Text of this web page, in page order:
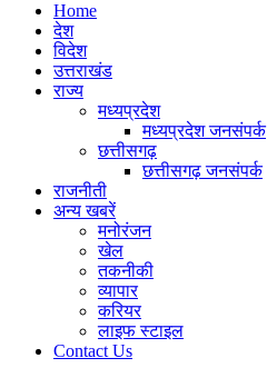
Home
देश
विदेश
उत्तराखंड
राज्य
मध्यप्रदेश
मध्यप्रदेश जनसंपर्क
छत्तीसगढ़
छत्तीसगढ़ जनसंपर्क
राजनीती
अन्य खबरें
मनोरंजन
खेल
तकनीकी
व्यापार
करियर
लाइफ स्टाइल
Contact Us